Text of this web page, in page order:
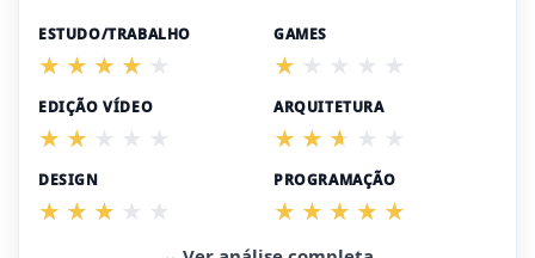
ESTUDO/TRABALHO GAMES
EDIÇÃO VÍDEO ARQUITETURA
DESIGN PROGRAMAÇÃO